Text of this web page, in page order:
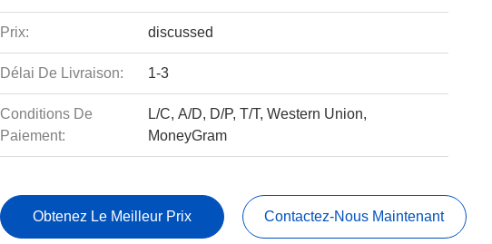
Prix: discussed
Délai De Livraison: 1-3
Conditions De
Paiement:
L/C, A/D, D/P, T/T, Western Union,
MoneyGram
Obtenez Le Meilleur Prix Contactez-Nous Maintenant